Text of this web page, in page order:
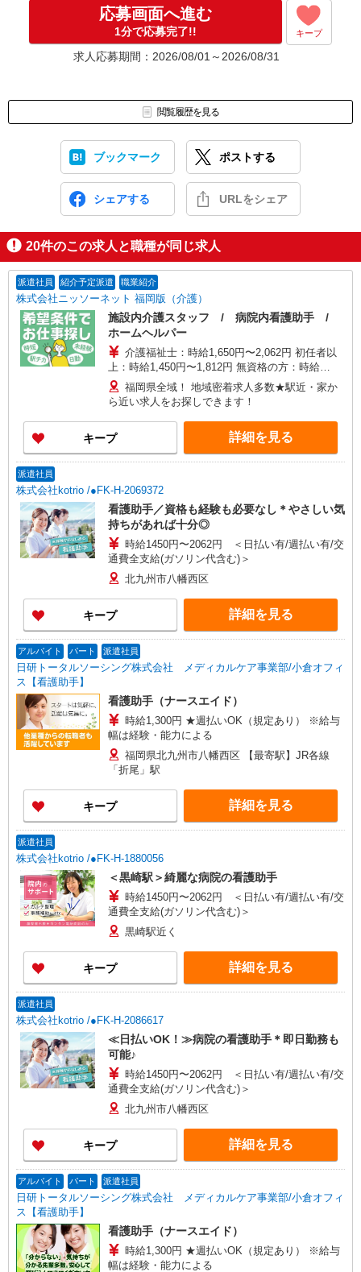
応募画面へ進む
1分で応募完了!! キープ
求人応募期間：2026/08/01～2026/08/31
閲覧履歴を見る
ブックマーク ポストする
シェアする URLをシェア
20件のこの求人と職種が同じ求人
派遣社員 紹介予定派遣 職業紹介
株式会社ニッソーネット 福岡版（介護）
施設内介護スタッフ / 病院内看護助手 /
ホームヘルパー
介護福祉士：時給1,650円〜2,062円 初任者以
上：時給1,450円〜1,812円 無資格の方：時給
1,350円〜1,687円 ※給与幅は勤務先による +交通
費、諸手当（勤務先による） +0円で介護資格が取
れる （別途規定） ★給与日払い制度あり！
福岡県全域！ 地域密着求人多数★駅近・家か
ら近い求人をお探しできます！
キープ 詳細を見る
派遣社員
株式会社kotrio /●FK-H-2069372
看護助手／資格も経験も必要なし＊やさしい気
持ちがあれば十分◎
時給1450円〜2062円 ＜日払い有/週払い有/交
通費全支給(ガソリン代含む)＞
北九州市八幡西区
キープ 詳細を見る
アルバイト パート 派遣社員
日研トータルソーシング株式会社 メディカルケア事業部/小倉オフィ
ス【看護助手】
看護助手（ナースエイド）
時給1,300円 ★週払いOK（規定あり） ※給与
幅は経験・能力による
福岡県北九州市八幡西区 【最寄駅】JR各線
「折尾」駅
キープ 詳細を見る
派遣社員
株式会社kotrio /●FK-H-1880056
＜黒崎駅＞綺麗な病院の看護助手
時給1450円〜2062円 ＜日払い有/週払い有/交
通費全支給(ガソリン代含む)＞
黒崎駅近く
キープ 詳細を見る
派遣社員
株式会社kotrio /●FK-H-2086617
≪日払いOK！≫病院の看護助手＊即日勤務も
可能♪
時給1450円〜2062円 ＜日払い有/週払い有/交
通費全支給(ガソリン代含む)＞
北九州市八幡西区
キープ 詳細を見る
アルバイト パート 派遣社員
日研トータルソーシング株式会社 メディカルケア事業部/小倉オフィ
ス【看護助手】
看護助手（ナースエイド）
時給1,300円 ★週払いOK（規定あり） ※給与
幅は経験・能力による